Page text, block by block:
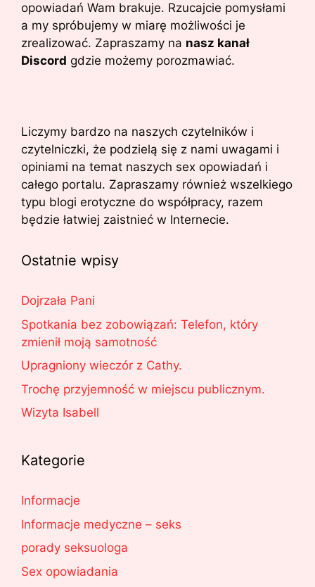
opowiadań Wam brakuje. Rzucajcie pomysłami
a my spróbujemy w miarę możliwości je
zrealizować. Zapraszamy na nasz kanał
Discord gdzie możemy porozmawiać.
Liczymy bardzo na naszych czytelników i
czytelniczki, że podzielą się z nami uwagami i
opiniami na temat naszych sex opowiadań i
całego portalu. Zapraszamy również wszelkiego
typu blogi erotyczne do współpracy, razem
będzie łatwiej zaistnieć w Internecie.
Ostatnie wpisy
Dojrzała Pani
Spotkania bez zobowiązań: Telefon, który
zmienił moją samotność
Upragniony wieczór z Cathy.
Trochę przyjemność w miejscu publicznym.
Wizyta Isabell
Kategorie
Informacje
Informacje medyczne – seks
porady seksuologa
Sex opowiadania